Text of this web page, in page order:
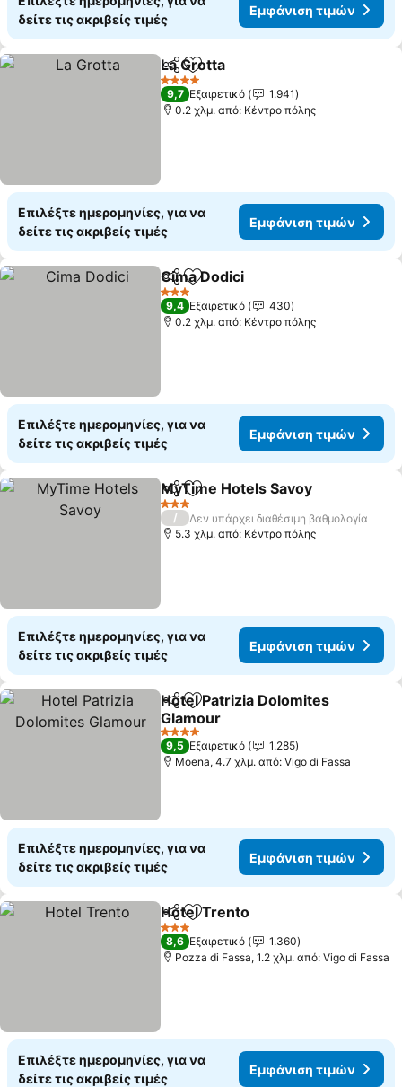
δείτε τις ακριβείς τιμές
Εμφάνιση τιμών
Κοινοποίηση
Προσθήκη στα αγαπημένα
La Grotta
4 Αστέρια
9,7 Εξαιρετικό
1.941
0.2 χλμ. από: Κέντρο πόλης
Επιλέξτε ημερομηνίες, για να
δείτε τις ακριβείς τιμές
Εμφάνιση τιμών
Κοινοποίηση
Προσθήκη στα αγαπημένα
Cima Dodici
3 Αστέρια
9,4 Εξαιρετικό
430
0.2 χλμ. από: Κέντρο πόλης
Επιλέξτε ημερομηνίες, για να
δείτε τις ακριβείς τιμές
Εμφάνιση τιμών
Κοινοποίηση
Προσθήκη στα αγαπημένα
MyTime Hotels Savoy
3 Αστέρια
/
Δεν υπάρχει διαθέσιμη βαθμολογία
5.3 χλμ. από: Κέντρο πόλης
Επιλέξτε ημερομηνίες, για να
δείτε τις ακριβείς τιμές
Εμφάνιση τιμών
Κοινοποίηση
Προσθήκη στα αγαπημένα
Hotel Patrizia Dolomites
Glamour
4 Αστέρια
9,5 Εξαιρετικό
1.285
Moena, 4.7 χλμ. από: Vigo di Fassa
Επιλέξτε ημερομηνίες, για να
δείτε τις ακριβείς τιμές
Εμφάνιση τιμών
Κοινοποίηση
Προσθήκη στα αγαπημένα
Hotel Trento
3 Αστέρια
8,6 Εξαιρετικό
1.360
Pozza di Fassa, 1.2 χλμ. από: Vigo di Fassa
Επιλέξτε ημερομηνίες, για να
δείτε τις ακριβείς τιμές
Εμφάνιση τιμών